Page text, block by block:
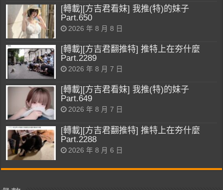
[轉載][方吉君看妹] 我推(特)的妹子
Part.650
2026 年 8 月 8 日
[轉載][方吉君翻推特] 推特上在夯什麼
Part.2289
2026 年 8 月 7 日
[轉載][方吉君看妹] 我推(特)的妹子
Part.649
2026 年 8 月 7 日
[轉載][方吉君翻推特] 推特上在夯什麼
Part.2288
2026 年 8 月 6 日